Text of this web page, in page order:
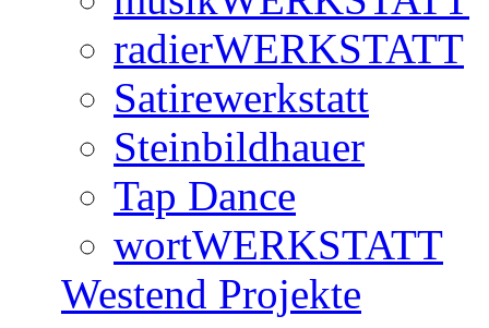
radierWERKSTATT
Satirewerkstatt
Steinbildhauer
Tap Dance
wortWERKSTATT
Westend Projekte